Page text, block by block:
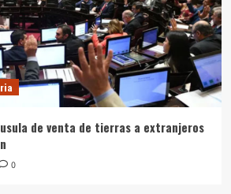
de venta de tierras a extranjeros
0